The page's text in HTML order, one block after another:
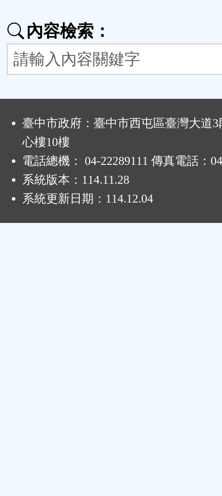
按
鈕
內容檢索：
臺中市政府：臺中市西屯區臺灣大道3
心樓10樓
電話總機： 04-22289111 傳真電話：
系統版本： 114.11.28
系統更新日期： 114.12.04